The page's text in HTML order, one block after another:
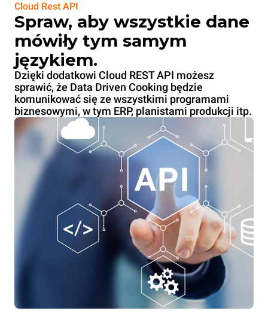
Cloud Rest API
Spraw, aby wszystkie dane
mówiły tym samym
językiem.
Dzięki dodatkowi Cloud REST API możesz
sprawić, że Data Driven Cooking będzie
komunikować się ze wszystkimi programami
biznesowymi, w tym ERP, planistami produkcji itp.